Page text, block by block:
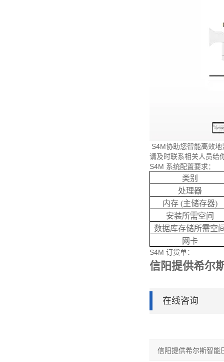
S4M协助您智能高效
请及时联系相关人员给
S4M 系统配置要求：
类别
处理器
内存 (主储存器)
安装所需空间
数据库存储所需空
网卡
S4M 订货单：
信阳提供希尔
在线咨询